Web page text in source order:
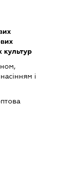
культур
і